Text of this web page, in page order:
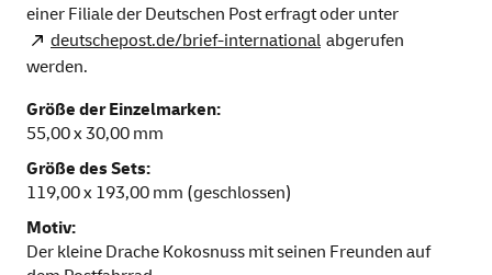
einer Filiale der Deutschen Post erfragt oder unter
deutschepost.de/brief-international abgerufen
werden.
Größe der Einzelmarken:
55,00 x 30,00 mm
Größe des Sets:
119,00 x 193,00 mm (geschlossen)
Motiv:
Der kleine Drache Kokosnuss mit seinen Freunden auf